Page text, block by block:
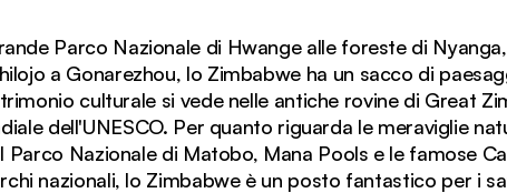
Parco Nazionale di Hwange alle foreste di
a Gonarezhou, lo Zimbabwe ha un sacco di
culturale si vede nelle antiche rovine di Great
dell'UNESCO. Per quanto riguarda le meraviglie
Parco Nazionale di Matobo, Mana Pools e le famose
nazionali, lo Zimbabwe è un posto fantastico per i